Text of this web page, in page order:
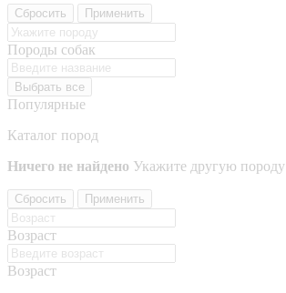
Сбросить Применить
Породы собак
Выбрать все
Популярные
Каталог пород
Ничего не найдено Укажите другую породу
Сбросить Применить
Возраст
Возраст